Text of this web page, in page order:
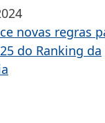
novas regras
do Ranking da